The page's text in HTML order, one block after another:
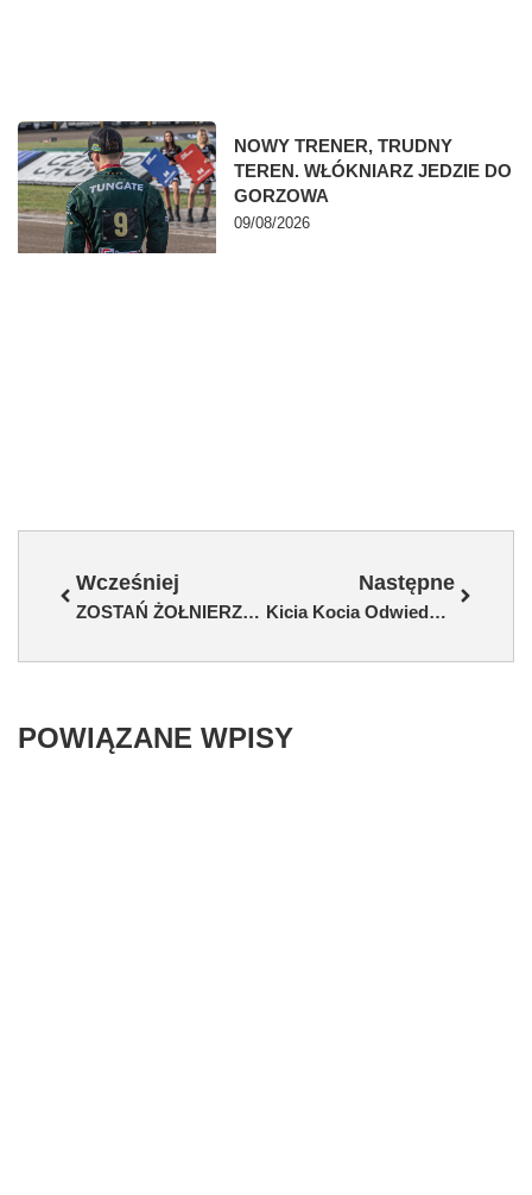
NOWY TRENER, TRUDNY
TEREN. WŁÓKNIARZ JEDZIE DO
GORZOWA
09/08/2026
Wcześniej
ZOSTAŃ ŻOŁNIERZEM – EDYCJA 3
Następne
Kicia Kocia Odwiedzi Galerię Jurajską! Spotkanie Z Ukochaną Bohaterką Już 18 Października
POWIĄZANE WPISY